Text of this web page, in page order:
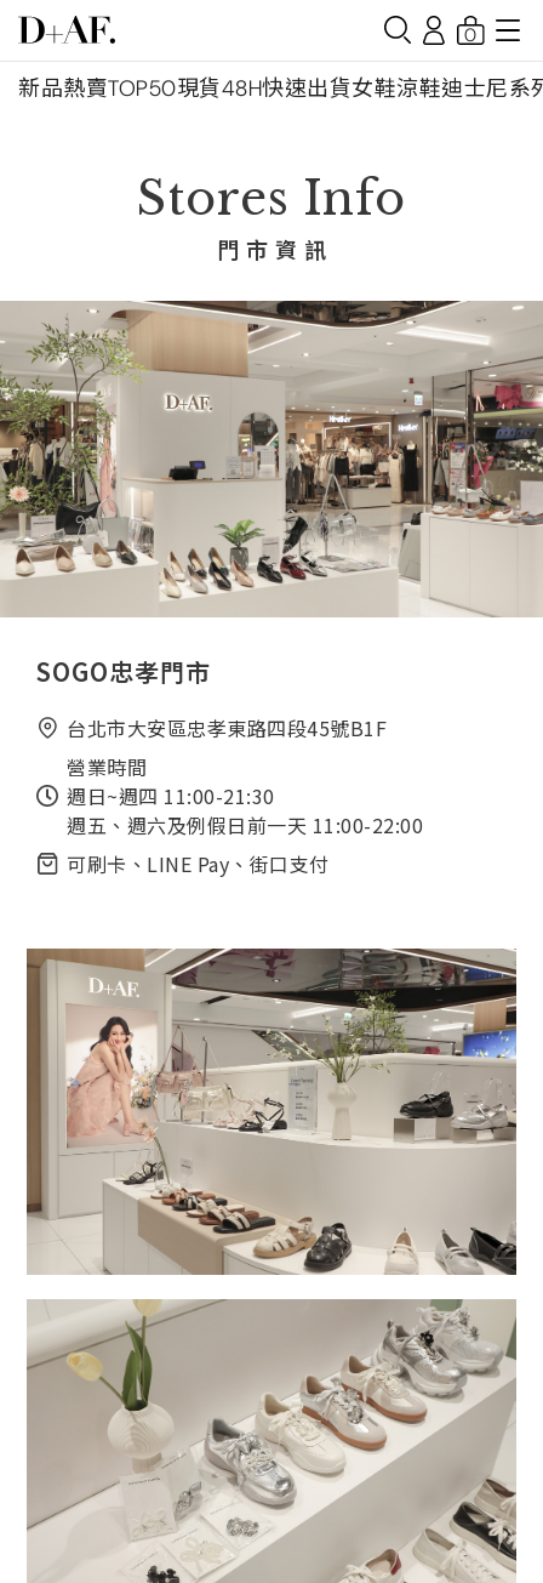
新品熱賣TOP50現貨48H快速出貨女鞋涼鞋迪士尼系
0
Stores Info
門 市 資 訊
SOGO忠孝門市
台北市大安區忠孝東路四段45號B1F
營業時間
週日~週四 11:00-21:30
週五、週六及例假日前一天 11:00-22:00
可刷卡、LINE Pay、街口支付